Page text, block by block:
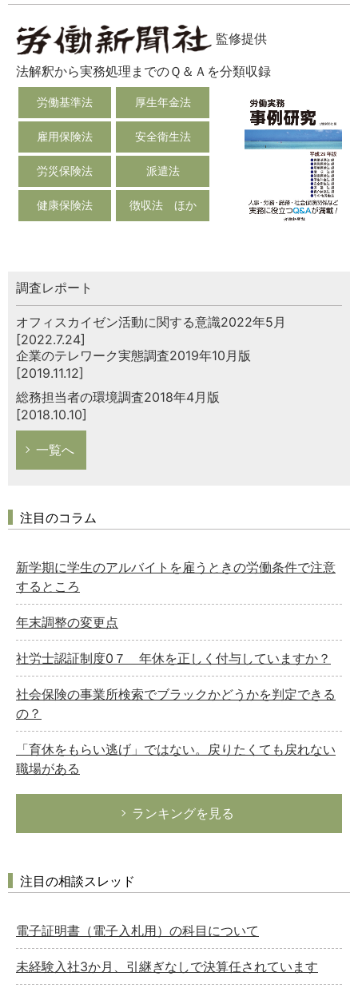
監修提供
法解釈から実務処理までのＱ＆Ａを分類収録
労働基準法 厚生年金法
雇用保険法 安全衛生法
労災保険法 派遣法
健康保険法 徴収法 ほか
調査レポート
オフィスカイゼン活動に関する意識2022年5月
[2022.7.24]
企業のテレワーク実態調査2019年10月版
[2019.11.12]
総務担当者の環境調査2018年4月版
[2018.10.10]
一覧へ
注目のコラム
新学期に学生のアルバイトを雇うときの労働条件で注意
するところ
年末調整の変更点
社労士認証制度0７ 年休を正しく付与していますか？
社会保険の事業所検索でブラックかどうかを判定できる
の？
「育休をもらい逃げ」ではない。戻りたくても戻れない
職場がある
ランキングを見る
注目の相談スレッド
電子証明書（電子入札用）の科目について
未経験入社3か月、引継ぎなしで決算任されています